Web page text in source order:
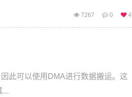
7267 0 4
此可以使用DMA进行数据搬运。这
...